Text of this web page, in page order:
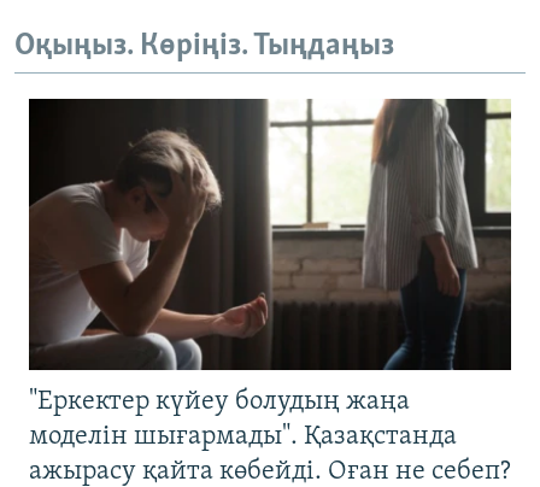
Басқа тілдерде
Оқыңыз. Көріңіз. Тыңдаңыз
"Еркектер күйеу болудың жаңа
моделін шығармады". Қазақстанда
ажырасу қайта көбейді. Оған не себеп?